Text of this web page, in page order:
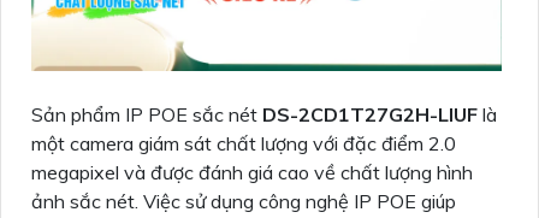
Sản phẩm IP POE sắc nét DS-2CD1T27G2H-LIUF là
một camera giám sát chất lượng với đặc điểm 2.0
megapixel và được đánh giá cao về chất lượng hình
ảnh sắc nét. Việc sử dụng công nghệ IP POE giúp